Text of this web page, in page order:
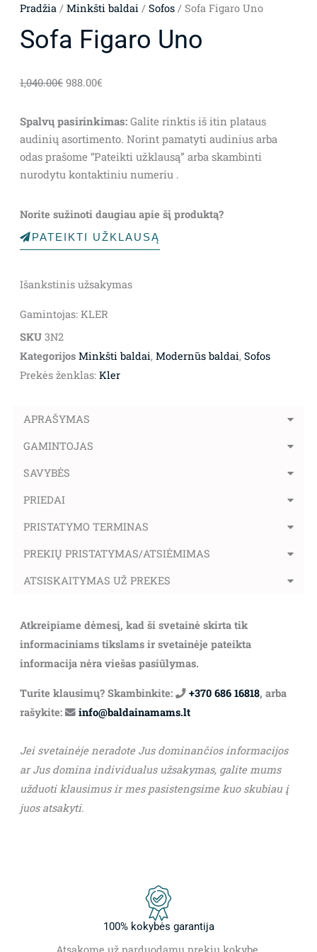
Pradžia/ Minkšti baldai/ Sofos/ Sofa Figaro Uno
Sofa Figaro Uno
1,040.00€ price
1,040.00€.
988.00€price
988.00€.
Spalvų pasirinkimas:Galite rinktis iš itin plataus
audinių asortimento. Norint pamatyti audinius arba
odas prašome “Pateikti užklausą” arba skambinti
nurodytu kontaktiniu numeriu .
Norite sužinoti daugiau apie šį produktą?
PATEIKTI UŽKLAUSĄ
Išankstinis užsakymas
Gamintojas: KLER
SKU 3N2
Kategorijos Minkšti baldai, Modernūs baldai, Sofos
Prekės ženklas: Kler
APRAŠYMAS
GAMINTOJAS
SAVYBĖS
PRIEDAI
PRISTATYMO TERMINAS
PREKIŲ PRISTATYMAS/ATSIĖMIMAS
ATSISKAITYMAS UŽ PREKES
Atkreipiame dėmesį, kad ši svetainė skirta tik
informaciniams tikslams ir svetainėje pateikta
informacija nėra viešas pasiūlymas.
Turite klausimų? Skambinkite: +370 686 16818, arba
rašykite:
info@baldainamams.lt
Jei svetainėje neradote Jus dominančios informacijos
ar Jus domina individualus užsakymas, galite mums
užduoti klausimus ir mes pasistengsime kuo skubiau į
juos atsakyti.
100% kokybės garantija